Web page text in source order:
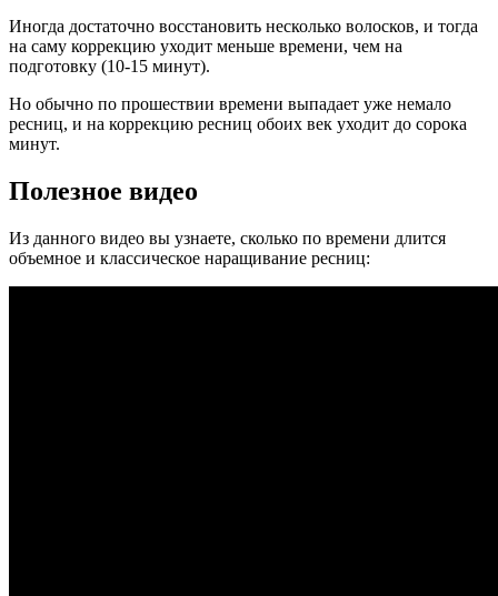
Иногда достаточно восстановить несколько волосков, и тогда
на саму коррекцию уходит меньше времени, чем на
подготовку (10-15 минут).
Но обычно по прошествии времени выпадает уже немало
ресниц, и на коррекцию ресниц обоих век уходит до сорока
минут.
Полезное видео
Из данного видео вы узнаете, сколько по времени длится
объемное и классическое наращивание ресниц: